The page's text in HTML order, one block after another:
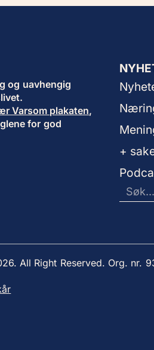
og uavhengig
Varsom plakaten,
for god
+
All Right Reserved. Org. nr.